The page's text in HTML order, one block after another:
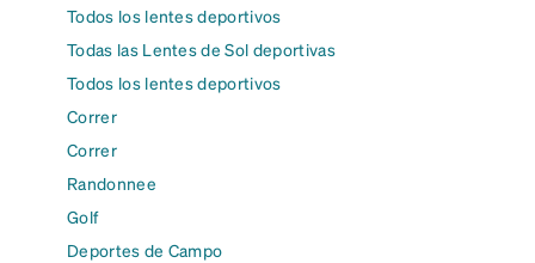
Todos los lentes deportivos
Todas las Lentes de Sol deportivas
Todos los lentes deportivos
Correr
Correr
Randonnee
Golf
Deportes de Campo